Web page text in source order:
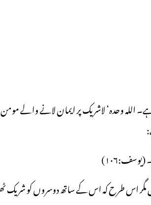
اللہ وحدہ‘ لاشریک پر ایمان لانے والے
ہیں مگر اس طرح کہ اس کے ساتھ دوسروں کو شریک